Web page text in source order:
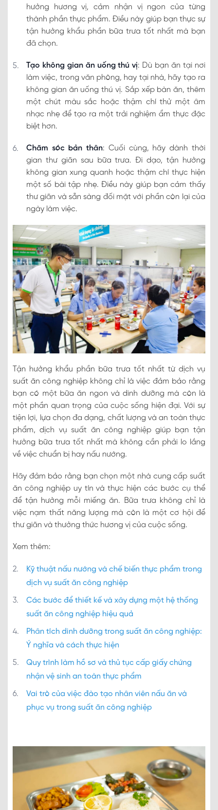
hưởng hương vị, cảm nhận vị ngon của từng
thành phần thực phẩm. Điều này giúp bạn thực sự
tận hưởng khẩu phần bữa trưa tốt nhất mà bạn
đã chọn.
Tạo không gian ăn uống thú vị: Dù bạn ăn tại nơi
làm việc, trong văn phòng, hay tại nhà, hãy tạo ra
không gian ăn uống thú vị. Sắp xếp bàn ăn, thêm
một chút màu sắc hoặc thậm chí thử một âm
nhạc nhẹ để tạo ra một trải nghiệm ẩm thực đặc
biệt hơn.
Chăm sóc bản thân: Cuối cùng, hãy dành thời
gian thư giãn sau bữa trưa. Đi dạo, tận hưởng
không gian xung quanh hoặc thậm chí thực hiện
một số bài tập nhẹ. Điều này giúp bạn cảm thấy
thư giãn và sẵn sàng đối mặt với phần còn lại của
ngày làm việc.
Tận hưởng khẩu phần bữa trưa tốt nhất từ dịch vụ
suất ăn công nghiệp không chỉ là việc đảm bảo rằng
bạn có một bữa ăn ngon và dinh dưỡng mà còn là
một phần quan trọng của cuộc sống hiện đại. Với sự
tiện lợi, lựa chọn đa dạng, chất lượng và an toàn thực
phẩm, dịch vụ suất ăn công nghiệp giúp bạn tận
hưởng bữa trưa tốt nhất mà không cần phải lo lắng
về việc chuẩn bị hay nấu nướng.
Hãy đảm bảo rằng bạn chọn một nhà cung cấp suất
ăn công nghiệp uy tín và thực hiện các bước cụ thể
để tận hưởng mỗi miếng ăn. Bữa trưa không chỉ là
việc nạm thất năng lượng mà còn là một cơ hội để
thư giãn và thưởng thức hương vị của cuộc sống.
Xem thêm:
Kỹ thuật nấu nướng và chế biến thực phẩm trong
dịch vụ suất ăn công nghiệp
Các bước để thiết kế và xây dựng một hệ thống
suất ăn công nghiệp hiệu quả
Phân tích dinh dưỡng trong suất ăn công nghiệp:
Ý nghĩa và cách thực hiện
Quy trình làm hồ sơ và thủ tục cấp giấy chứng
nhận vệ sinh an toàn thực phẩm
Vai trò của việc đào tạo nhân viên nấu ăn và
phục vụ trong suất ăn công nghiệp